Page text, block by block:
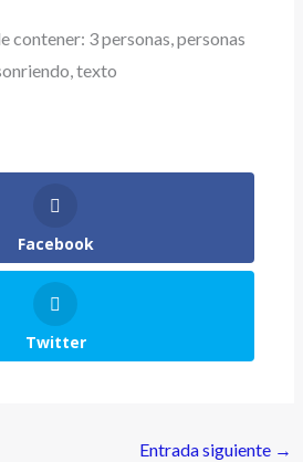
Facebook
Twitter
Entrada siguiente →